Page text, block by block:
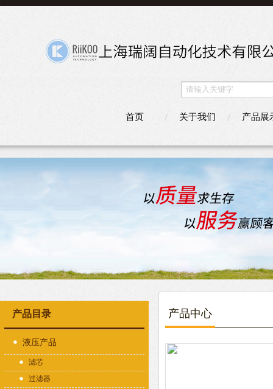
首页 关于我们 产品展
产品目录
液压产品
滤芯
过滤器
产品中心